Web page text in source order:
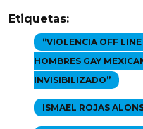
Etiquetas:
“VIOLENCIA OFF
HOMBRES GAY
INVISIBILIZADO”
ISMAEL ROJAS